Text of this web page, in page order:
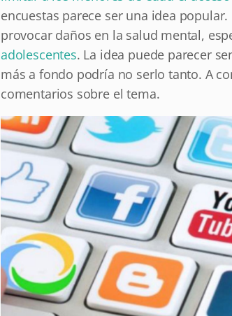
encuestas parece ser una idea
provocar daños en la salud mental,
adolescentes. La idea puede parecer
más a fondo podría no serlo tanto. A
comentarios sobre el tema.